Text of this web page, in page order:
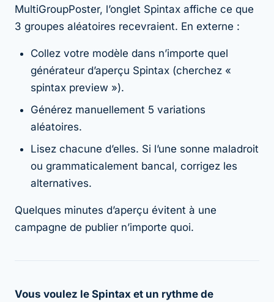
MultiGroupPoster, l’onglet Spintax affiche ce que
3 groupes aléatoires recevraient. En externe :
Collez votre modèle dans n’importe quel
générateur d’aperçu Spintax (cherchez «
spintax preview »).
Générez manuellement 5 variations
aléatoires.
Lisez chacune d’elles. Si l’une sonne maladroit
ou grammaticalement bancal, corrigez les
alternatives.
Quelques minutes d’aperçu évitent à une
campagne de publier n’importe quoi.
Vous voulez le Spintax et un rythme de